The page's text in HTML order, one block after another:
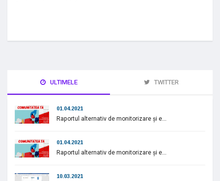
ULTIMELE TWITTER
01.04.2021
Raportul alternativ de monitorizare și e...
01.04.2021
Raportul alternativ de monitorizare și e...
10.03.2021